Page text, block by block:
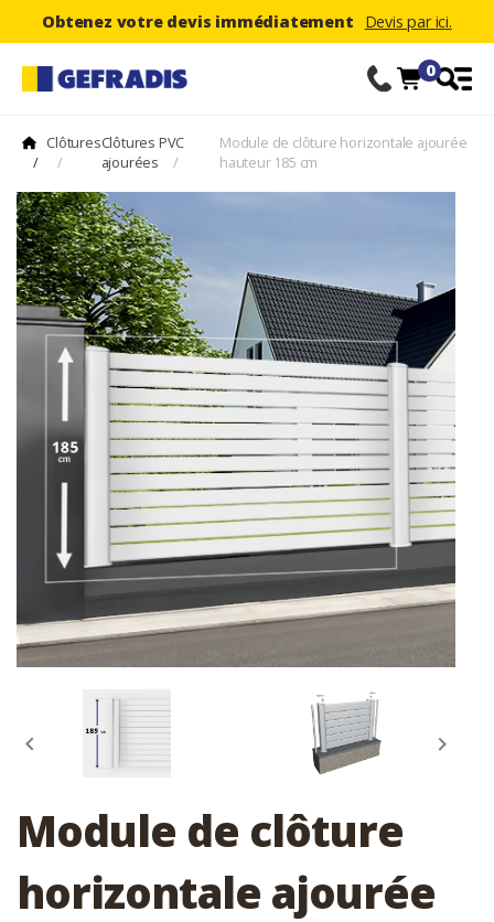
Obtenez votre devis immédiatement Devis par ici.
0
/
Clôtures
/
Clôtures PVC
ajourées
/
Module de clôture horizontale ajourée
hauteur 185 cm
 
Module de clôture
horizontale ajourée